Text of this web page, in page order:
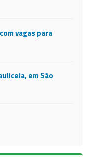
vagas para
em São